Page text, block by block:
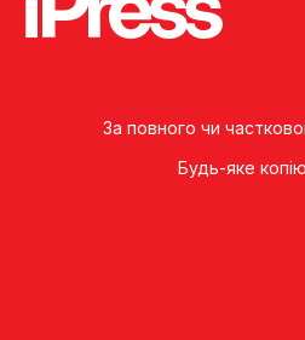
За повного чи
Будь-яке